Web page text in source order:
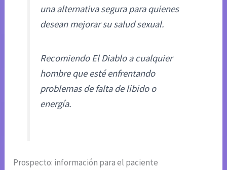
una alternativa segura para quienes
desean mejorar su salud sexual.
Recomiendo El Diablo a cualquier
hombre que esté enfrentando
problemas de falta de libido o
energía.
Prospecto: información para el paciente